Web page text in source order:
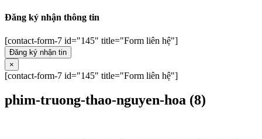
Đăng ký nhận thông tin
[contact-form-7 id="145" title="Form liên hệ"]
Đăng ký nhận tin
×
[contact-form-7 id="145" title="Form liên hệ"]
phim-truong-thao-nguyen-hoa (8)